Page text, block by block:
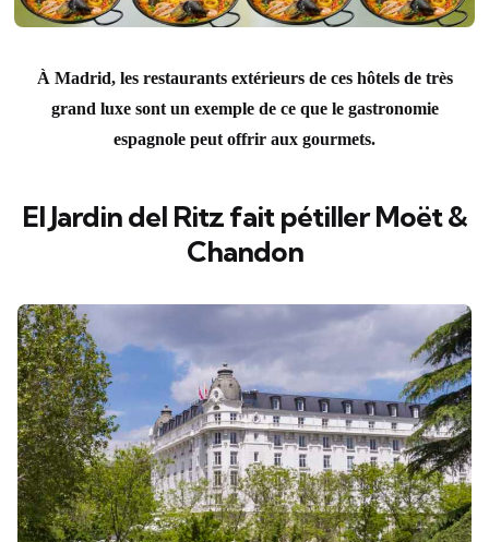
À Madrid, les restaurants extérieurs de ces hôtels de très
grand luxe sont un exemple de ce que le gastronomie
espagnole peut offrir aux gourmets.
El Jardin del Ritz fait pétiller Moët &
Chandon